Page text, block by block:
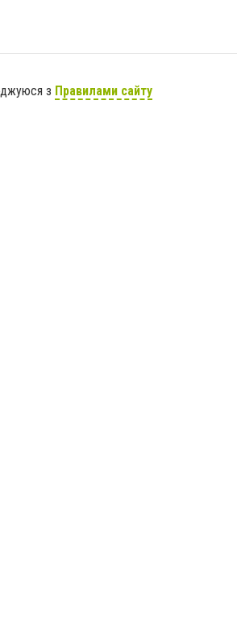
з Правилами сайту